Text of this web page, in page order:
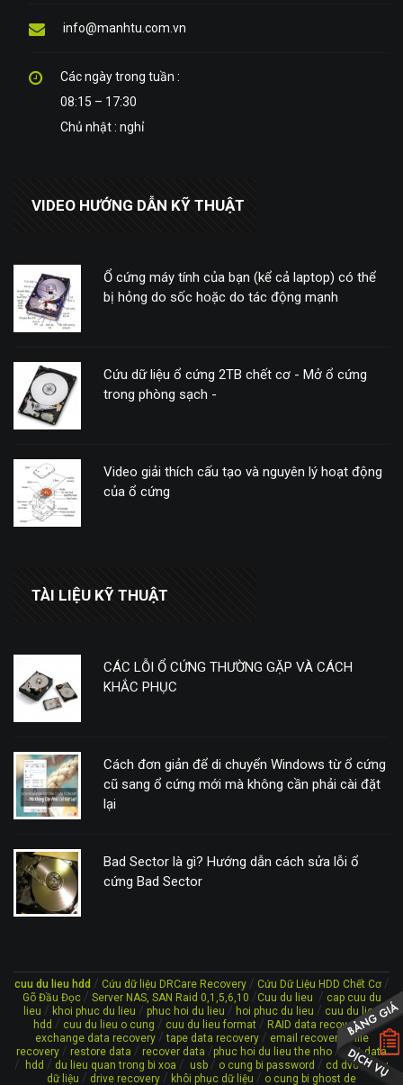
info@manhtu.com.vn
Các ngày trong tuần :
08:15 – 17:30
Chủ nhật : nghỉ
VIDEO HƯỚNG DẪN KỸ THUẬT
Ổ cứng máy tính của bạn (kể cả laptop) có thể
bị hỏng do sốc hoặc do tác động mạnh
Cứu dữ liệu ổ cứng 2TB chết cơ - Mở ổ cứng
trong phòng sạch -
Video giải thích cấu tạo và nguyên lý hoạt động
của ổ cứng
TÀI LIỆU KỸ THUẬT
CÁC LỖI Ổ CỨNG THƯỜNG GẶP VÀ CÁCH
KHẮC PHỤC
Cách đơn giản để di chuyển Windows từ ổ cứng
cũ sang ổ cứng mới mà không cần phải cài đặt
lại
Bad Sector là gì? Hướng dẫn cách sửa lỗi ổ
cứng Bad Sector
cuu du lieu hdd / Cứu dữ liệu DRCare Recovery/ Cứu Dữ Liệu HDD Chết Cơ/
Gõ Đầu Đọc/ Server NAS, SAN Raid 0,1,5,6,10 /Cuu du lieu / cap cuu du
lieu / khoi phuc du lieu / phuc hoi du lieu / hoi phuc du lieu / cuu du lieu
hdd / cuu du lieu o cung / cuu du lieu format / RAID data recovery/
exchange data recovery/tape data recovery/ email recovery /file
recovery / restore data / recover data /phuc hoi du lieu the nho / lost data
/ hdd / du lieu quan trong bi xoa / usb / o cung bi password / cd dvd/cứu
dữ liệu / drive recovery / khôi phục dữ liệu / o cung bi ghost de